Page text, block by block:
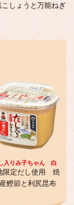
しょうと万能ねぎ
入りみ子ちゃん 白
限定だし使用 焼
鰹節と利尻昆布